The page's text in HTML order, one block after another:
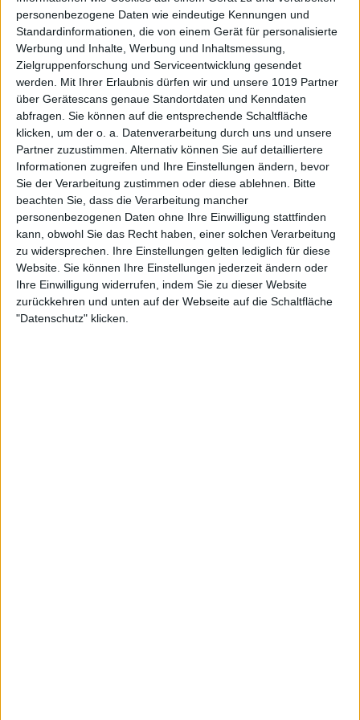
personenbezogene Daten wie eindeutige Kennungen und
Standardinformationen, die von einem Gerät für personalisierte
Werbung und Inhalte, Werbung und Inhaltsmessung,
Zielgruppenforschung und Serviceentwicklung gesendet
werden.
Mit Ihrer Erlaubnis dürfen wir und unsere 1019 Partner
über Gerätescans genaue Standortdaten und Kenndaten
abfragen. Sie können auf die entsprechende Schaltfläche
klicken, um der o. a. Datenverarbeitung durch uns und unsere
Partner zuzustimmen. Alternativ können Sie auf detailliertere
Informationen zugreifen und Ihre Einstellungen ändern, bevor
Sie der Verarbeitung zustimmen oder diese ablehnen.
Bitte
beachten Sie, dass die Verarbeitung mancher
personenbezogenen Daten ohne Ihre Einwilligung stattfinden
kann, obwohl Sie das Recht haben, einer solchen Verarbeitung
zu widersprechen. Ihre Einstellungen gelten lediglich für diese
Website. Sie können Ihre Einstellungen jederzeit ändern oder
Ihre Einwilligung widerrufen, indem Sie zu dieser Website
zurückkehren und unten auf der Webseite auf die Schaltfläche
"Datenschutz" klicken.